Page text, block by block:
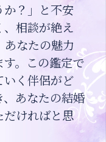
か？」と不安
相談が絶え
なたの魅力
。この鑑定で
く伴侶がど
あなたの結婚
だければと思